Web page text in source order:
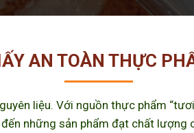
AN TOÀN THỰC
liệu. Với nguồn thực phẩm
những sản phẩm đạt chất